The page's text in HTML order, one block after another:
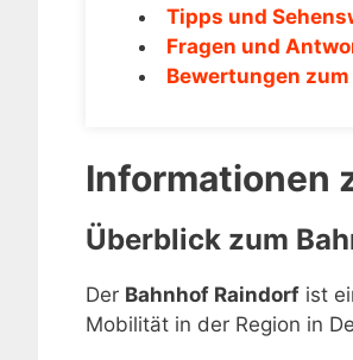
Tipps und
Fragen und
Bewertungen
Informationen
Überblick zum
Der Bahnhof Raindorf ist
Mobilität in der Region in